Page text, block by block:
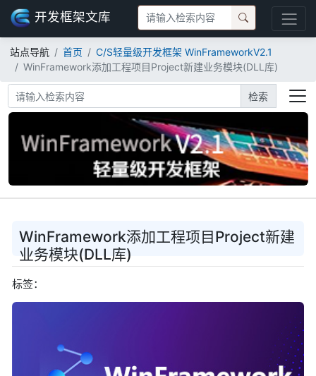
开发框架文库
站点导航 首页
C/S轻量级开发框架 WinFrameworkV2.1
WinFramework添加工程项目Project新建业务模块(DLL库)
检索
WinFramework添加工程项目Project新建
业务模块(DLL库)
标签：